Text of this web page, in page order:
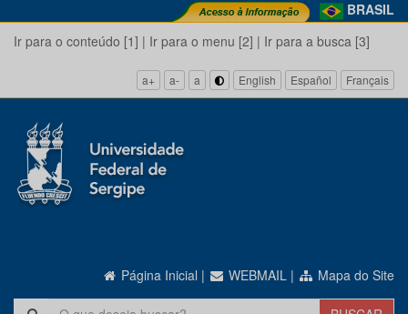
BRASIL
Ir para o conteúdo [1] | Ir para o menu [2] | Ir para a busca [3]
a+ a- a English Español Français
Página Inicial | WEBMAIL | Mapa do Site